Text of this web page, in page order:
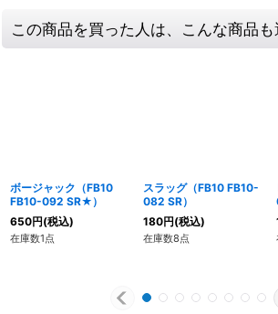
この商品を買った人は、こんな商品も
ボージャック（FB10
FB10-092 SR★）
650円(税込)
在庫数1点
スラッグ（FB10 FB10-
082 SR）
180円(税込)
在庫数8点